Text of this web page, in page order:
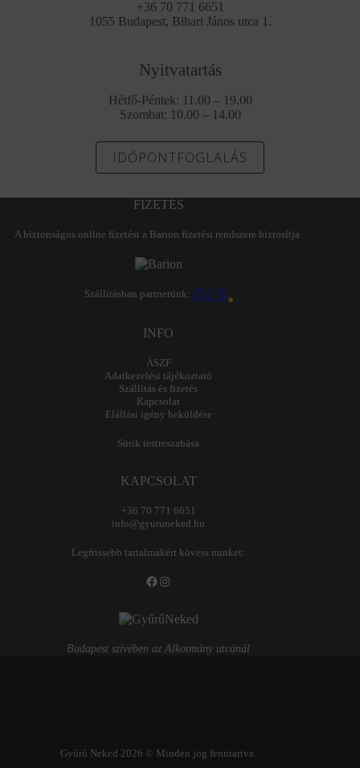
+36 70 771 6651
1055 Budapest, Bihari János utca 1.
Nyitvatartás
Hétfő-Péntek: 11.00 – 19.00
Szombat: 10.00 – 14.00
IDŐPONTFOGLALÁS
FIZETÉS
A biztonságos online fizetést a Barion fizetési rendszere biztosítja.
Szállításban partnerünk:
INFO
ÁSZF
Adatkezelési tájékoztató
Szállítás és fizetés
Kapcsolat
Elállási igény beküldése
Sütik testreszabása
KAPCSOLAT
+36 70 771 6651
info@gyuruneked.hu
Legfrissebb tartalmakért kövess minket:
Facebook
Instagram
Budapest szívében az Alkotmány utcánál
Gyűrű Neked 2026 © Minden jog fenntartva.